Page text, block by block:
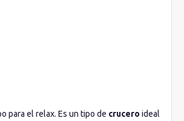
para el relax. Es un tipo de crucero ideal